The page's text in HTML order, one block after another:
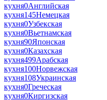
кухня0Английская
кухня145Немецкая
кухня0Узбекская
кухня0Вьетнамская
кухня90Японская
кухня0Казахская
кухня499Арабская
кухня100Норвежская
кухня108Украинская
кухня0Греческая
кухня0Киргизская